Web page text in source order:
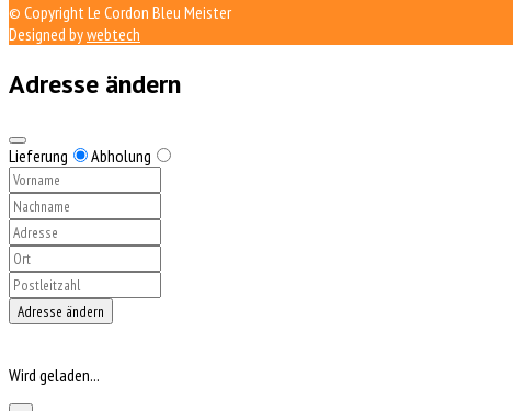
© Copyright Le Cordon Bleu Meister
Designed bywebtech
Adresse ändern
Lieferung Abholung
Adresse ändern
Wird geladen...